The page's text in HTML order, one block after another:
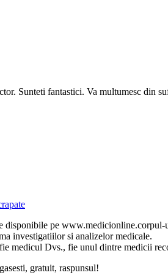
Sunteti fantastici. Va multumesc din
pe
investigatiilor si analizelor medicale.
medicul Dvs., fie unul dintre medicii
gratuit, raspunsul!